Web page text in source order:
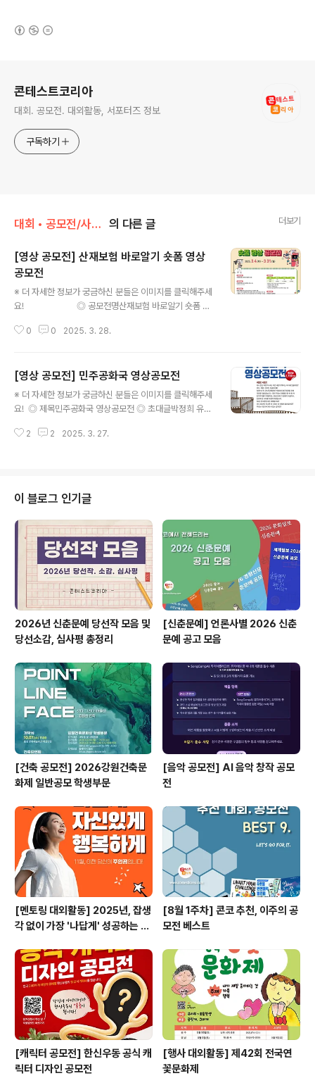
콘테스트코리아
대회. 공모전. 대외활동, 서포터즈 정보
구독하기
대회 • 공모전/사진 • 영상 의 다른 글 더보기
[영상 공모전] 산재보험 바로알기 숏폼 영상
공모전
※ 더 자세한 정보가 궁금하신 분들은 이미지를 클릭해주세
요! ◎ 공모전명산재보험 바로알기 숏폼 영
누구나, 개인 또는 팀(최대 3인) ◎ 접수기간2025. 3. 4.
플랫폼에 영상 업로드 후 참가 신청서에 영상 URL 기입제
출형식: 20초 이상~60초 이내 숫폼 영상(1920x1080픽
셀 9:1비율 -영상 업로드 시 해시태그 #근로복지공단 #산
상(2점), 장려상(3점)※ 최우수상, 우수상 수상자 전원 이사
0 0 2025. 3. 28.
[영상 공모전] 민주공화국 영상공모전
※ 더 자세한 정보가 궁금하신 분들은 이미지를 클릭해주세
요! ◎ 제목민주공화국 영상공모전 ◎ 초대글박정희 유신
지났습니다. 오랜 세월이 지난 지금, 우리는 뜬금없는 불법
가치를 지키고자 하는 모든 분들께서 함께해 주시기를 바
랍니다. ◎ 공모 일정ㅇ 우선지원 기획안 공모 접수(3.26
마감)본 영상을 출품하시기 전에 3월 26일까지 기획안을
먼저 내시면, 심사를 거쳐 10편 내외 작품을 선정해 제작
지원비 50만 원을 각각 드립니다.(총지원금 500만 원 내
외)기획안 심사 결과 발표: 4..
2 2 2025. 3. 27.
이 블로그 인기글
2026년 신춘문예 당선작 모음 및
당선소감, 심사평 총정리
[신춘문예] 언론사별 2026 신춘
문예 공고 모음
[건축 공모전] 2026강원건축문
화제 일반공모 학생부문
[음악 공모전] AI 음악 창작 공모
전
[멘토링 대외활동] 2025년, 잡생
각 없이 가장 '나답게' 성공하는 법
[8월 1주차] 콘코 추천, 이주의 공
모전 베스트
[캐릭터 공모전] 한신우동 공식 캐
릭터 디자인 공모전
[행사 대외활동] 제42회 전국연
꽃문화제